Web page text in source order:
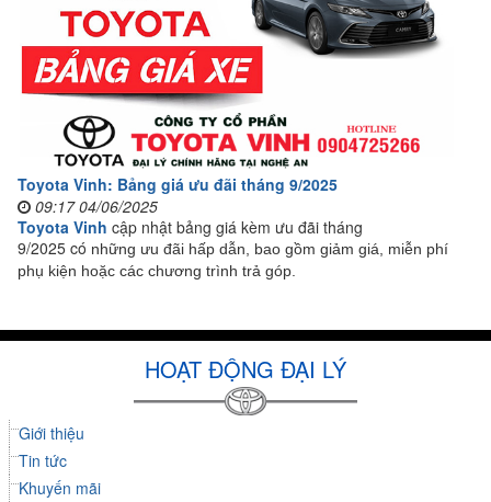
Toyota Vinh: Bảng giá ưu đãi tháng 9/2025
09:17 04/06/2025
Toyota Vinh cập nhật bảng giá kèm ưu đãi tháng
9/2025 có những ưu đãi hấp dẫn, bao gồm giảm giá, miễn phí
phụ kiện hoặc các chương trình trả góp.
HOẠT ĐỘNG ĐẠI LÝ
Giới thiệu
Tin tức
Khuyến mãi